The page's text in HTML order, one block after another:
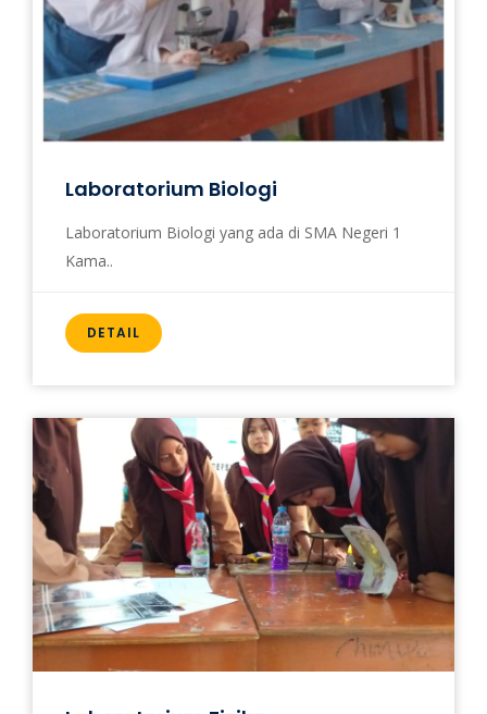
Laboratorium Biologi
Laboratorium Biologi yang ada di SMA Negeri 1
Kama..
DETAIL